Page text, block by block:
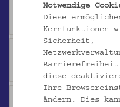
Was bedeutet das
Warum ist das
dem Gebäude doch eine
Was hat es mit der
Notwendige
Diese
Kernfunktionen
Sicherheit,
Barrierefreiheit.
diese
Ihre
ändern. Dies